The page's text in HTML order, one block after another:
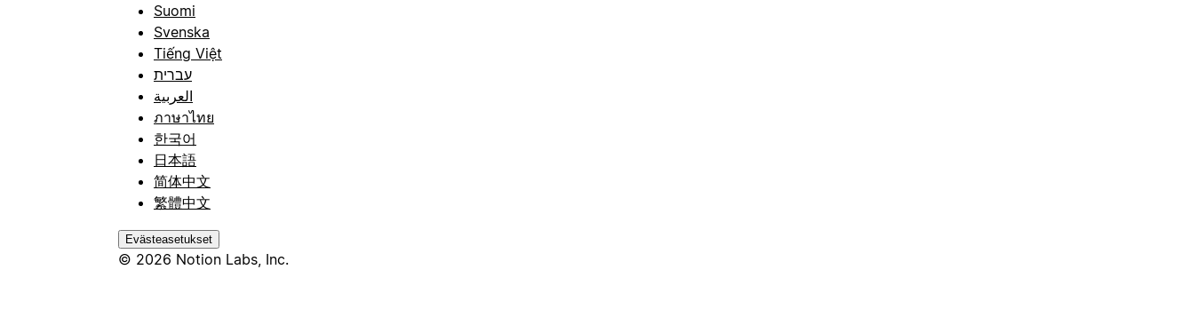
Suomi
Svenska
Tiếng Việt
עברית
العربية
ภาษาไทย
한국어
日本語
简体中文
繁體中文
Evästeasetukset
© 2026 Notion Labs, Inc.